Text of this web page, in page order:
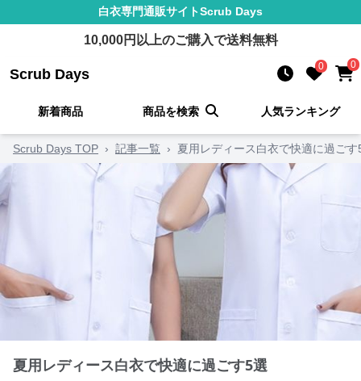
白衣専門通販サイトScrub Days
10,000円以上のご購入で送料無料
Scrub Days 0 0
新着商品 商品を検索 人気ランキング
Scrub Days TOP › 記事一覧 › 夏用レディース白衣で快適に過ごす
夏用レディース白衣で快適に過ごす5選